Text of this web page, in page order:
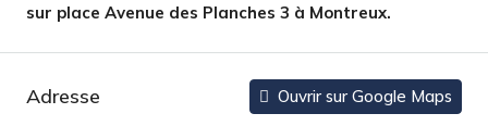
sur place Avenue des Planches 3 à Montreux.
Adresse Ouvrir sur Google Maps